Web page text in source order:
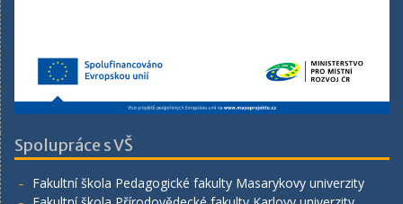
Spolupráce s VŠ
Fakultní škola Pedagogické fakulty Masarykovy univerzity